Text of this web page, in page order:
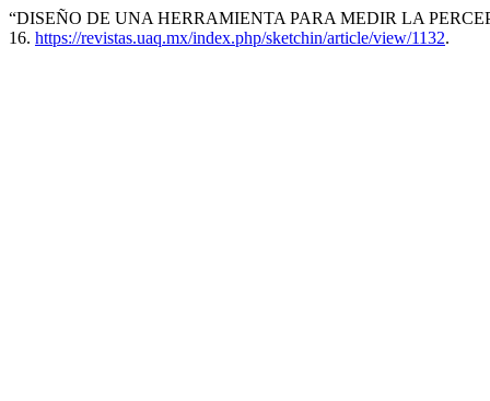
“DISEÑO DE UNA HERRAMIENTA PARA MEDIR LA
16. https://revistas.uaq.mx/index.php/sketchin/article/view/1132.